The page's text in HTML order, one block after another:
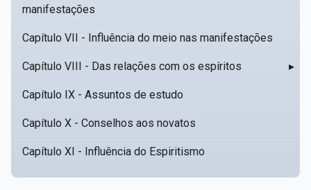
manifestações
Capítulo VII - Influência do meio nas manifestações
Capítulo VIII - Das relações com os espíritos ▸
Capítulo IX - Assuntos de estudo
Capítulo X - Conselhos aos novatos
Capítulo XI - Influência do Espiritismo